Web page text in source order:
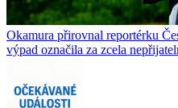
Okamura přirovnal reportérku
výpad označila za zcela